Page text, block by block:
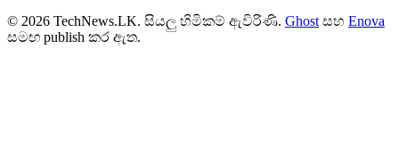
© 2026 TechNews.LK. සියලු හිමිකම් ඇවිරිණි. Ghost සහ Enova
සමඟ publish කර ඇත.